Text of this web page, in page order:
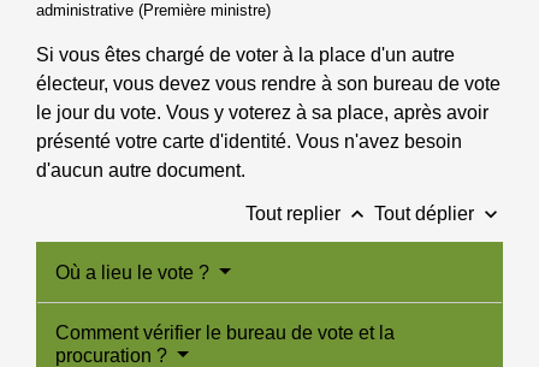
administrative (Première ministre)
Si vous êtes chargé de voter à la place d'un autre
électeur, vous devez vous rendre à son bureau de vote
le jour du vote. Vous y voterez à sa place, après avoir
présenté votre carte d'identité. Vous n'avez besoin
d'aucun autre document.
Tout replier keyboard_arrow_up Tout déplier keyboard_arrow_down
Où a lieu le vote ?
Comment vérifier le bureau de vote et la
procuration ?